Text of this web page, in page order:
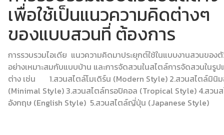
เพื่อใช้เป็นแนวความคิดต่างๆ
ของแบบสวนที่ ต้องการ
การรวบรวมไอเดีย แนวความคิดมาประยุกต์ใช้ในแบบงานสวนของตั
อย่างเหมาะสมกับแบบบ้าน และการจัดสวนในสไตล์การจัดสวนในรู
ต่าง เช่น 1.สวนสไตล์โมเดิร์น (Modern Style) 2.สวนสไตล์มินิ
(Minimal Style) 3.สวนสไตล์ทรอปิคอล (Tropical Style) 4.สวน
อังกฤษ (English Style) 5.สวนสไตล์ญี่ปุ่น (Japanese Style)